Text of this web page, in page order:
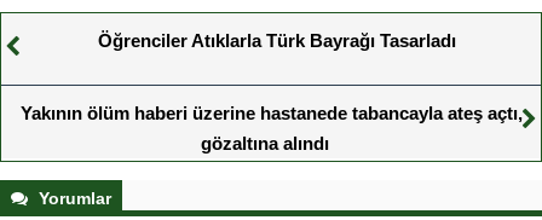
Öğrenciler Atıklarla Türk Bayrağı Tasarladı
Yakının ölüm haberi üzerine hastanede tabancayla ateş açtı,
gözaltına alındı
Yorumlar